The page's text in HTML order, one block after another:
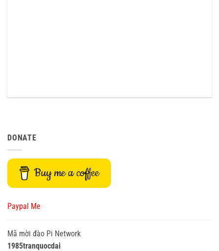
DONATE
Buy me a coffee
Paypal Me
Mã mời đào Pi Network
1985tranquocdai